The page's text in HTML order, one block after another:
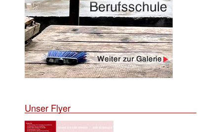
Unser Flyer